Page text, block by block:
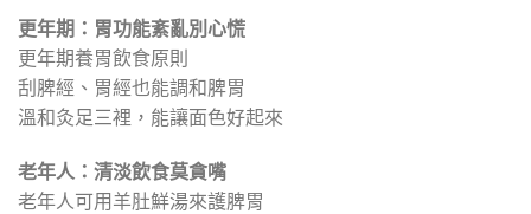
更年期：胃功能紊亂別心慌
更年期養胃飲食原則
刮脾經、胃經也能調和脾胃
溫和灸足三裡，能讓面色好起來
老年人：清淡飲食莫貪嘴
老年人可用羊肚鮮湯來護脾胃